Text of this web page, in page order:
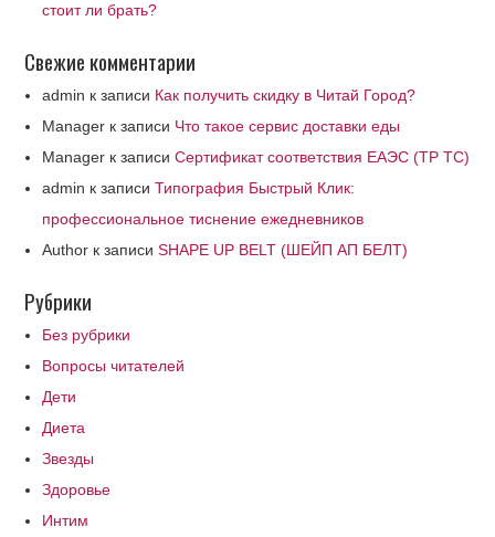
стоит ли брать?
Свежие комментарии
admin к записи Как получить скидку в Читай Город?
Manager к записи Что такое сервис доставки еды
Manager к записиСертификат соответствия ЕАЭС (ТР ТС)
admin к записиТипография Быстрый Клик:
профессиональное тиснение ежедневников
Author к записиSHAPE UP BELT (ШЕЙП АП БЕЛТ)
Рубрики
Без рубрики
Вопросы читателей
Дети
Диета
Звезды
Здоровье
Интим